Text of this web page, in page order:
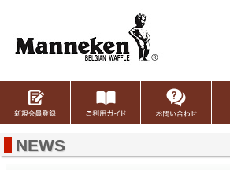
NEWS